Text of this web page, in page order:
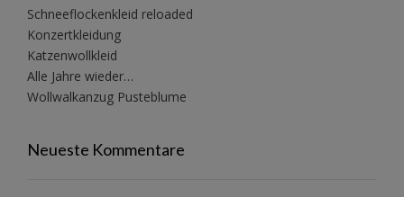
Schneeflockenkleid reloaded
Konzertkleidung
Katzenwollkleid
Alle Jahre wieder…
Wollwalkanzug Pusteblume
Neueste Kommentare